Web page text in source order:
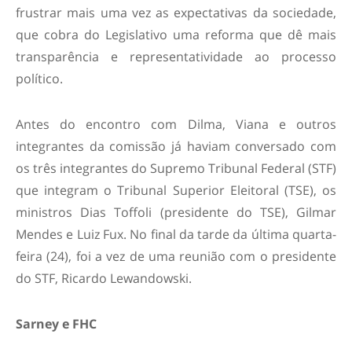
frustrar mais uma vez as expectativas da sociedade,
que cobra do Legislativo uma reforma que dê mais
transparência e representatividade ao processo
político.
Antes do encontro com Dilma, Viana e outros
integrantes da comissão já haviam conversado com
os três integrantes do Supremo Tribunal Federal (STF)
que integram o Tribunal Superior Eleitoral (TSE), os
ministros Dias Toffoli (presidente do TSE), Gilmar
Mendes e Luiz Fux. No final da tarde da última quarta-
feira (24), foi a vez de uma reunião com o presidente
do STF, Ricardo Lewandowski.
Sarney e FHC